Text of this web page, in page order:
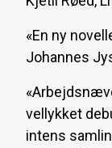
«En ny
Johannes
vellykket
intens